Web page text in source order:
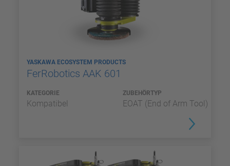
YASKAWA ECOSYSTEM PRODUCTS
FerRobotics AAK 601
KATEGORIE
Kompatibel
ZUBEHÖRTYP
EOAT (End of Arm Tool)